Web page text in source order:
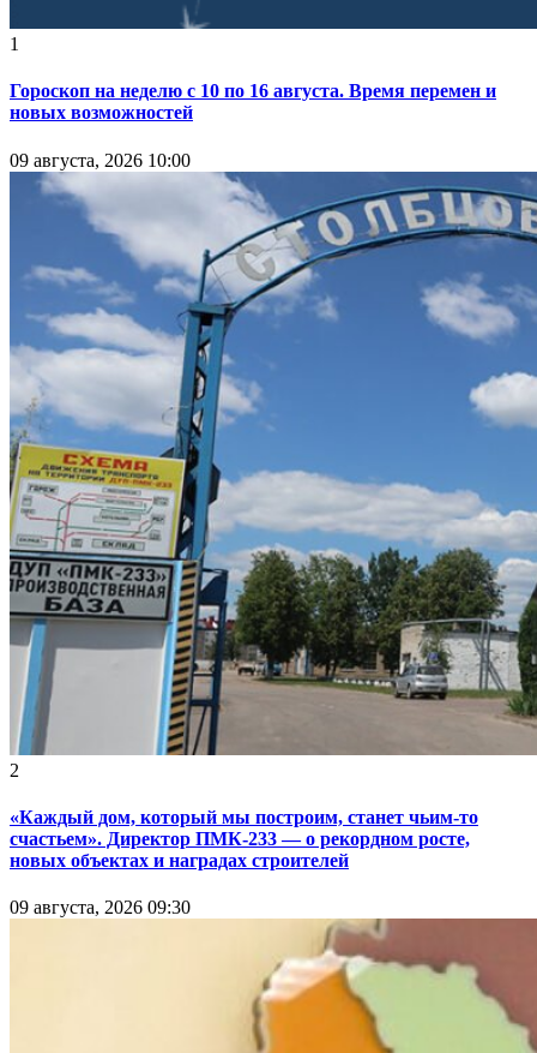
1
Гороскоп на неделю с 10 по 16 августа. Время перемен и
новых возможностей
09 августа, 2026 10:00
2
«Каждый дом, который мы построим, станет чьим-то
счастьем». Директор ПМК-233 — о рекордном росте,
новых объектах и наградах строителей
09 августа, 2026 09:30